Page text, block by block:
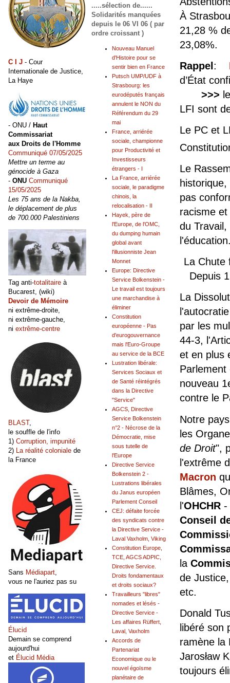
À
21,28 %
23,08%.
Rappel :
d’État
>>>
LFI sont
Le PC et
Le
pas
racisme
du
La
Depuis
La
par les
44-3,
et en plus
nouveau
contre le
Notre
les
de Droit",
l'extrême
Macron
Blâmes,
l'OHCHR -
Conseil
la
de
etc.
Donald
libéré son
ramène la
Jarosław
toujours
.....sélection de......
Solidarités manquées
depuis le 06 VI 06 ( par
ordre croissant )
Nouveau Manuel
d'Histoire pour se
sentir bien en France
Putsch UMP/UDF à
Strasbourg: les
eurodéputés français
annulent le NON du
Référendum du 29
mai
France, arriérée
sociale, championne
pour Productivité et
Investisseurs
étrangers - I
La France, arriérée
sociale, le paradigme
chinois, la
relocalisation - II
Hayek, père de
l'Europe, de l'OMC,
du dumping humain
global avant
l'illusionniste Jean
Monnet
Europe: Directive
Service Bolkenstein -
Le travail est toujours
une marchandise à
éliminer
Constitution
européenne - Pas
d'eurogouvernance
mais l'Euro-Groupe
au service de la BCE
Lustration libérale:
Services Sociaux et
de Santé réintégrés
dans la Directive
"Service"
AGCS, Directive
Service Bolkenstein
n°2 - Nécrose de la
Démocratie, mise
sous tutelle de
l'Europe
Directive Service
Bolkenstein 2 -
Lustrations libérales
du Janus européen
Parlement Conseil
CEJ: défaite forcée
des syndicats contre
la Directive Service -
Laval Vaxholm, Viking
Constitution Europe,
TCE, AGCS ADPIC,
Directive Service.
Droits fondamentaux
et droits sociaux?
Travailleurs "libres"
nomades et lésés -
Directive Service -
Les affaires Rüffert,
Laval, Vaxholm
Accords de
Partenariat
Economique ou le
nouvel égoïsme
planétaire de
C I J - Cour
Internationale de Justice,
La Haye
- ONU / Haut
Commissariat
aux Droits de l'Homme
Communiqué 07/05/2025
Mettre un terme au
génocide à Gaza
- ONU Communiqué
15/05/2025
Les 75 ans de la Nakba,
le déplacement de plus
de 700.000 Palestiniens
Tag anti-totalitaire à
Bucarest, (wiki)
Devoir de Mémoire
ni extrême-droite,
ni extrême-gauche,
ni extrême-centre
BLAST,
le souffle de l'info
1) Corruption, impunité
2) La réalité coloniale de
la France
Sans Médiapart,
vous ne l'auriez pas su
Élucid
Demain se comprend
aujourd'hui
et Élucid Média